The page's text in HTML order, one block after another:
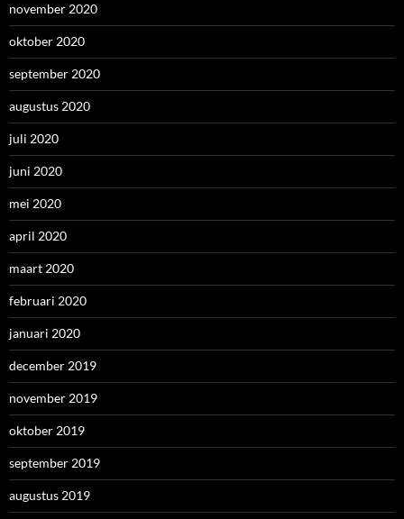
november 2020
oktober 2020
september 2020
augustus 2020
juli 2020
juni 2020
mei 2020
april 2020
maart 2020
februari 2020
januari 2020
december 2019
november 2019
oktober 2019
september 2019
augustus 2019